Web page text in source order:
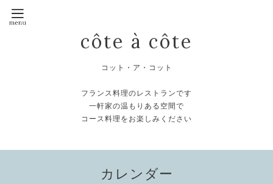
côte à côte
コット・ア・コット
フランス料理のレストランです
一軒家の温もりある空間で
コース料理をお楽しみください
カレンダー